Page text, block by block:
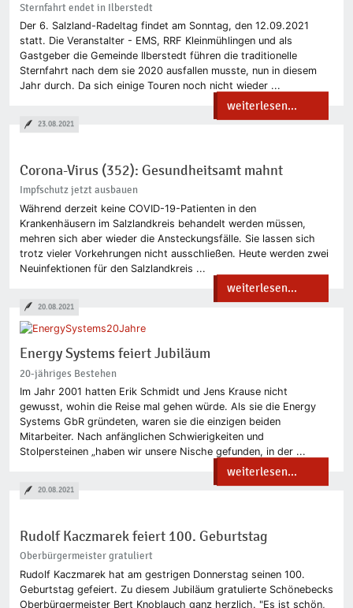
Sternfahrt endet in Ilberstedt
Der 6. Salzland-Radeltag findet am Sonntag, den 12.09.2021
statt. Die Veranstalter - EMS, RRF Kleinmühlingen und als
Gastgeber die Gemeinde Ilberstedt führen die traditionelle
Sternfahrt nach dem sie 2020 ausfallen musste, nun in diesem
Jahr durch. Da sich einige Touren noch nicht wieder ...
weiterlesen...
Corona-Virus (352): Gesundheitsamt mahnt
Impfschutz jetzt ausbauen
Während derzeit keine COVID-19-Patienten in den
Krankenhäusern im Salzlandkreis behandelt werden müssen,
mehren sich aber wieder die Ansteckungsfälle. Sie lassen sich
trotz vieler Vorkehrungen nicht ausschließen. Heute werden zwei
Neuinfektionen für den Salzlandkreis ...
weiterlesen...
23.08.2021
Energy Systems feiert Jubiläum
20-jähriges Bestehen
Im Jahr 2001 hatten Erik Schmidt und Jens Krause nicht
gewusst, wohin die Reise mal gehen würde. Als sie die Energy
Systems GbR gründeten, waren sie die einzigen beiden
Mitarbeiter. Nach anfänglichen Schwierigkeiten und
Stolpersteinen „haben wir unsere Nische gefunden, in der ...
weiterlesen...
20.08.2021
Rudolf Kaczmarek feiert 100. Geburtstag
Oberbürgermeister gratuliert
Rudolf Kaczmarek hat am gestrigen Donnerstag seinen 100.
Geburtstag gefeiert. Zu diesem Jubiläum gratulierte Schönebecks
Oberbürgermeister Bert Knoblauch ganz herzlich. "Es ist schön,
20.08.2021